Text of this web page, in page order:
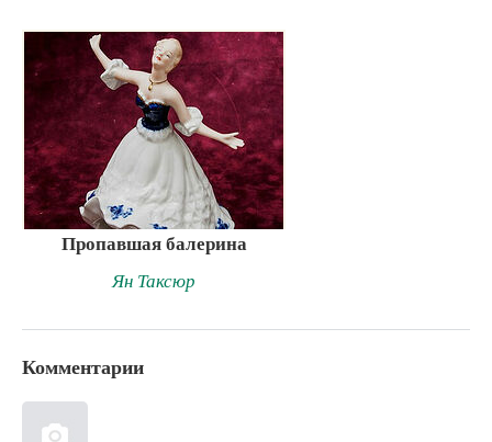
Пропавшая балерина
Ян Таксюр
Комментарии